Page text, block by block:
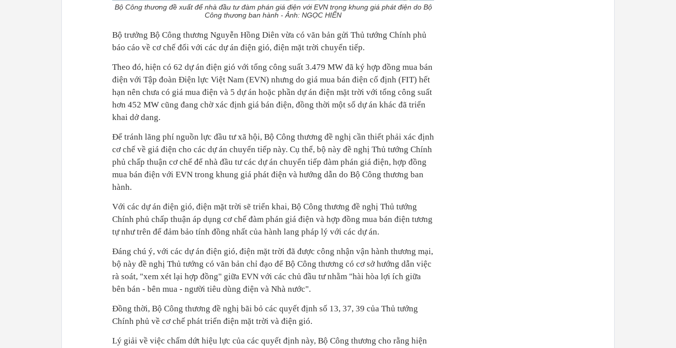
Bộ Công thương đề xuất để nhà đầu tư đàm phán giá điện với EVN trong khung giá phát điện do Bộ
Công thương ban hành - Ảnh: NGỌC HIỂN
Bộ trưởng Bộ Công thương Nguyễn Hồng Diên vừa có văn bản gửi Thủ tướng Chính phủ
báo cáo về cơ chế đối với các dự án điện gió, điện mặt trời chuyển tiếp.
Theo đó, hiện có 62 dự án điện gió với tổng công suất 3.479 MW đã ký hợp đồng mua bán
điện với Tập đoàn Điện lực Việt Nam (EVN) nhưng do giá mua bán điện cố định (FIT) hết
hạn nên chưa có giá mua điện và 5 dự án hoặc phần dự án điện mặt trời với tổng công suất
hơn 452 MW cũng đang chờ xác định giá bán điện, đồng thời một số dự án khác đã triển
khai dở dang.
Để tránh lãng phí nguồn lực đầu tư xã hội, Bộ Công thương đề nghị cần thiết phải xác định
cơ chế về giá điện cho các dự án chuyển tiếp này. Cụ thể, bộ này đề nghị Thủ tướng Chính
phủ chấp thuận cơ chế để nhà đầu tư các dự án chuyển tiếp đàm phán giá điện, hợp đồng
mua bán điện với EVN trong khung giá phát điện và hướng dẫn do Bộ Công thương ban
hành.
Với các dự án điện gió, điện mặt trời sẽ triển khai, Bộ Công thương đề nghị Thủ tướng
Chính phủ chấp thuận áp dụng cơ chế đàm phán giá điện và hợp đồng mua bán điện tương
tự như trên để đảm bảo tính đồng nhất của hành lang pháp lý với các dự án.
Đáng chú ý, với các dự án điện gió, điện mặt trời đã được công nhận vận hành thương mại,
bộ này đề nghị Thủ tướng có văn bản chỉ đạo để Bộ Công thương có cơ sở hướng dẫn việc
rà soát, "xem xét lại hợp đồng" giữa EVN với các chủ đầu tư nhằm "hài hòa lợi ích giữa
bên bán - bên mua - người tiêu dùng điện và Nhà nước".
Đồng thời, Bộ Công thương đề nghị bãi bỏ các quyết định số 13, 37, 39 của Thủ tướng
Chính phủ về cơ chế phát triển điện mặt trời và điện gió.
Lý giải về việc chấm dứt hiệu lực của các quyết định này, Bộ Công thương cho rằng hiện